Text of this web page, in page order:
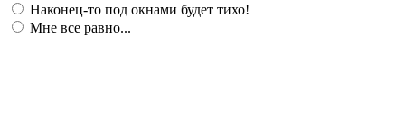
Наконец-то под окнами будет тихо!
Мне все равно...